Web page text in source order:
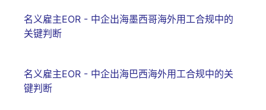
名义雇主EOR - 中企出海墨西哥海外用工合规中的
关键判断
名义雇主EOR - 中企出海巴西海外用工合规中的关
键判断